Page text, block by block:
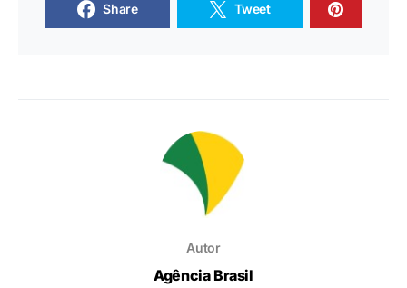
Share Tweet
Autor
Agência Brasil